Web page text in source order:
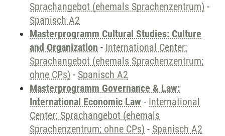
Sprachangebot (ehemals Sprachenzentrum) -
Spanisch A2
Masterprogramm Cultural Studies: Culture
and Organization - International Center:
Sprachangebot (ehemals Sprachenzentrum;
ohne CPs) - Spanisch A2
Masterprogramm Governance & Law:
International Economic Law - International
Center: Sprachangebot (ehemals
Sprachenzentrum; ohne CPs) - Spanisch A2